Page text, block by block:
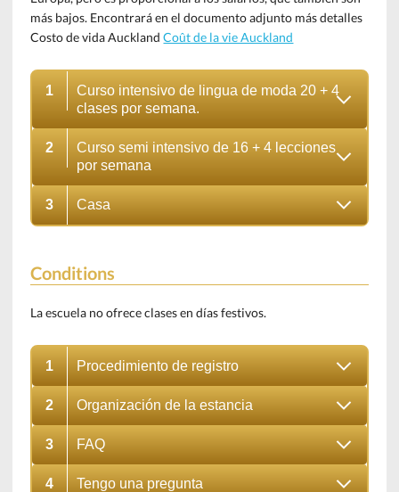
más bajos. Encontrará en el documento adjunto más detalles
Costo de vida AucklandCoût de la vie Auckland
1
Curso intensivo de lingua de moda 20 + 4
clases por semana.
2
Curso semi intensivo de 16 + 4 lecciones
por semana
3 Casa
Conditions
La escuela no ofrece clases en días festivos.
1 Procedimiento de registro
2 Organización de la estancia
3 FAQ
4 Tengo una pregunta